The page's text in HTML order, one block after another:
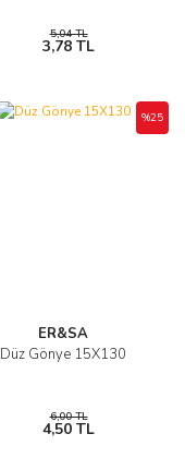
5,04 TL
3,78 TL
ER&SA
Düz Gönye 15X130
%25
6,00 TL
4,50 TL